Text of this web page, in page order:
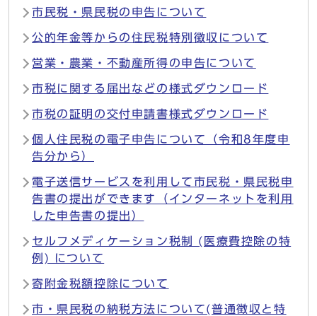
市民税・県民税の申告について
公的年金等からの住民税特別徴収について
営業・農業・不動産所得の申告について
市税に関する届出などの様式ダウンロード
市税の証明の交付申請書様式ダウンロード
個人住民税の電子申告について（令和8年度申
告分から）
電子送信サービスを利用して市民税・県民税申
告書の提出ができます（インターネットを利用
した申告書の提出）
セルフメディケーション税制 (医療費控除の特
例) について
寄附金税額控除について
市・県民税の納税方法について(普通徴収と特